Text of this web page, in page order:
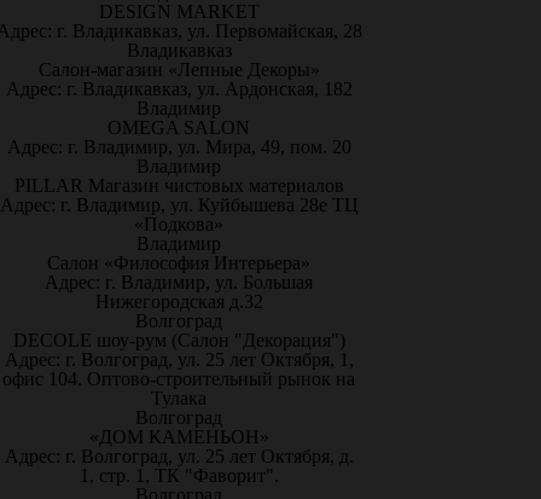
DESIGN MARKET
г. Владикавказ, ул. Первомайская, 28
Владикавказ
Салон-магазин «Лепные Декоры»
Адрес: г. Владикавказ, ул. Ардонская, 182
Владимир
OMEGA SALON
Адрес: г. Владимир, ул. Мира, 49, пом. 20
Владимир
PILLAR Магазин чистовых материалов
Адрес: г. Владимир, ул. Куйбышева 28е ТЦ
«Подкова»
Владимир
Салон «Философия Интерьера»
Адрес: г. Владимир, ул. Большая
Нижегородская д.32
Волгоград
DECOLE шоу-рум (Салон "Декорация")
Адрес: г. Волгоград, ул. 25 лет Октября, 1,
офис 104. Оптово-строительный рынок на
Тулака
Волгоград
«ДОМ КАМЕНЬОН»
Адрес: г. Волгоград, ул. 25 лет Октября, д.
1, стр. 1, ТК "Фаворит".
Волгоград